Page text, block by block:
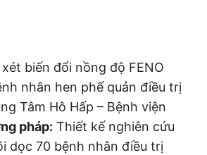
biến đổi nồng độ FENO
nhân hen phế quản điều trị
Tâm Hô Hấp – Bệnh viện
pháp: Thiết kế nghiên cứu
dọc 70 bệnh nhân điều trị